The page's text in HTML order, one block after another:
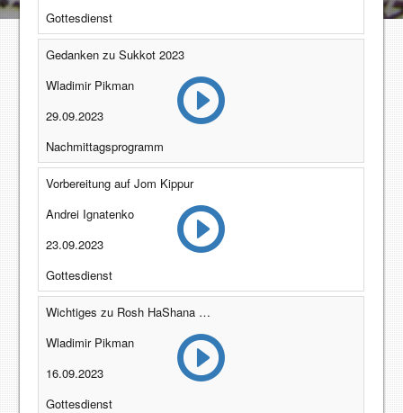
Gottesdienst
Gedanken zu Sukkot 2023
Wladimir Pikman
29.09.2023
Nachmittagsprogramm
Vorbereitung auf Jom Kippur
Andrei Ignatenko
23.09.2023
Gottesdienst
Wichtiges zu Rosh HaShana 2023
Wladimir Pikman
16.09.2023
Gottesdienst